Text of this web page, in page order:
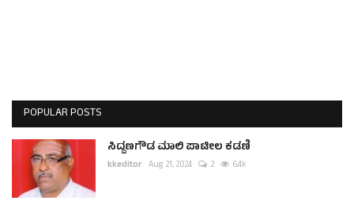
POPULAR POSTS
ಸಿದ್ದಣಗೌಡ ಮಾಲಿ ಪಾಟೀಲ ಕಡಣಿ
kkeditor Aug 21, 2024 2 6.4k